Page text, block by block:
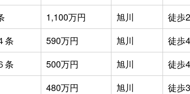
1,100万円 旭川 徒歩
条
590万円 旭川 徒歩
条
500万円 旭川 徒歩
480万円 旭川 徒歩